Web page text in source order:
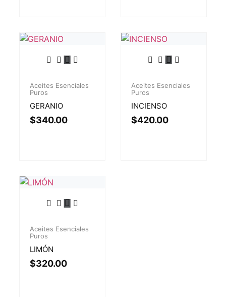
Aceites Esenciales
Puros
GERANIO
$340.00
Aceites Esenciales
Puros
INCIENSO
$420.00
Aceites Esenciales
Puros
LIMÓN
$320.00